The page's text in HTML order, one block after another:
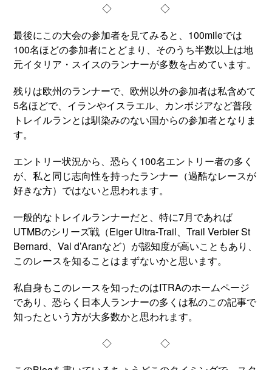
◇ ◇
最後にこの大会の参加者を見てみると、100mileでは
100名ほどの参加者にとどまり、そのうち半数以上は地
元イタリア・スイスのランナーが多数を占めています。
残りは欧州のランナーで、欧州以外の参加者は私含めて
5名ほどで、イランやイスラエル、カンボジアなど普段
トレイルランとは馴染みのない国からの参加者となりま
す。
エントリー状況から、恐らく100名エントリー者の多く
が、私と同じ志向性を持ったランナー（過酷なレースが
好きな方）ではないと思われます。
一般的なトレイルランナーだと、特に7月であれば
UTMBのシリーズ戦（Eiger Ultra-Trail、Trail Verbier St
Bernard、Val d’Aranなど）が認知度が高いこともあり、
このレースを知ることはまずないかと思います。
私自身もこのレースを知ったのはITRAのホームページ
であり、恐らく日本人ランナーの多くは私のこの記事で
知ったという方が大多数かと思われます。
◇ ◇